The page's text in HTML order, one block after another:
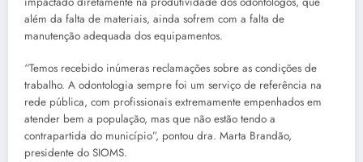
além da falta de materiais, ainda sofrem com a falta de
manutenção adequada dos equipamentos.
“Temos recebido inúmeras reclamações sobre as condições de
trabalho. A odontologia sempre foi um serviço de referência na
rede pública, com profissionais extremamente empenhados em
atender bem a população, mas que não estão tendo a
contrapartida do município”, pontou dra. Marta Brandão,
presidente do SIOMS.